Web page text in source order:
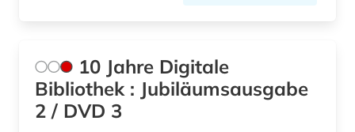
antiheld (1)
antike religionen (1)
antiquariat (12)
Norwegen (11)
Osmanisches Reich (3)
Ostasien (20)
10 Jahre Digitale
Bibliothek : Jubiläumsausgabe
2 / DVD 3